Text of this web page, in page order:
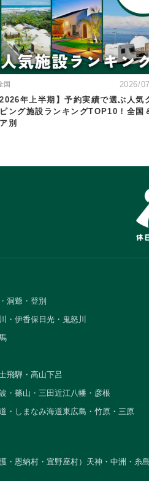
2026/
国
2026年上半期】予約実績で選ぶ人気
ング施設ランキングTOP10！全国
別
洞爺・登別
・伊香保 日光・鬼怒川
飛騨・高山下呂
・篠山・三田 近江八幡・彦根
・しまなみ海道東広島・竹原・三原
・恩納村・宜野座村） 天神・中洲・糸島